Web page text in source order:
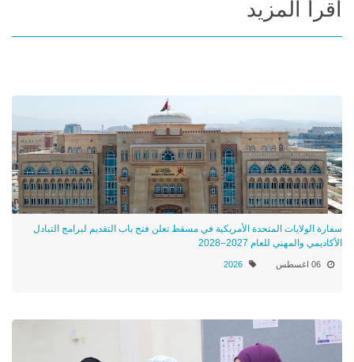
اقرأ المزيد
سفارة الولايات المتحدة الأمريكية في مسقط تعلن فتح باب التقديم لبرامج التبادل
الأكاديمي والمهني للعام 2027–2028
06 اغسطس 2026